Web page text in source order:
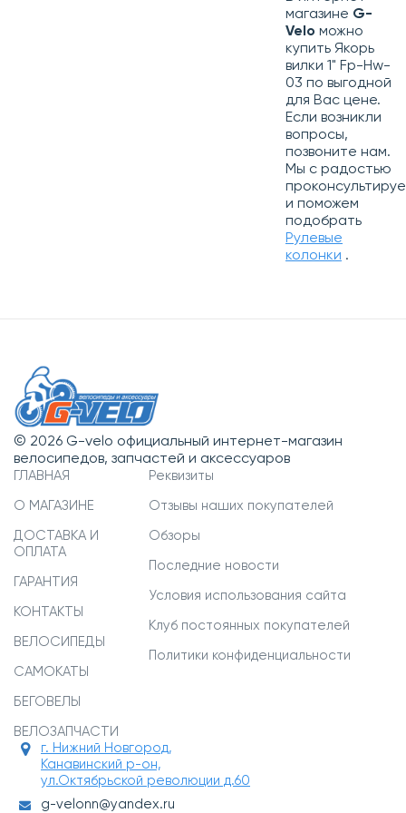
магазине G-
Velo можно
купить Якорь
вилки 1" Fp-Hw-
03 по выгодной
для Вас цене.
Если возникли
вопросы,
позвоните нам.
Мы с радостью
и поможем
подобрать
Рулевые
колонки .
© 2026 G-velo официальный интернет-магазин
велосипедов, запчастей и аксессуаров
ГЛАВНАЯ
О МАГАЗИНЕ
ДОСТАВКА И
ОПЛАТА
ГАРАНТИЯ
КОНТАКТЫ
ВЕЛОСИПЕДЫ
САМОКАТЫ
БЕГОВЕЛЫ
ВЕЛОЗАПЧАСТИ
Реквизиты
Отзывы наших покупателей
Обзоры
Последние новости
Условия использования сайта
Клуб постоянных покупателей
Политики конфиденциальности
г. Нижний Новгород,
Канавинский р-он,
ул.Октябрьской революции д.60
g-velonn@yandex.ru